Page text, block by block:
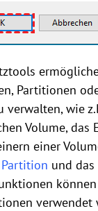
Partitionen
verwalten, wie
Volume, das
einer
und das
verwendet